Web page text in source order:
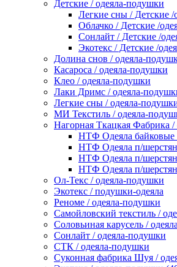
Детские / одеяла-подушки
Легкие сны / Детские /
Облачко / Детские /
Сонлайт / Детские /
Экотекс / Детские /
Долина снов / одеяла-
Касароса / одеяла-подушки
Клео / одеяла-подушки
Лаки Дримс / одеяла-
Легкие сны / одеяла-
МИ Текстиль / одеяла-
Нагорная Ткацкая Фабрика /
НТФ Одеяла байковые
НТФ Одеяла п/
НТФ Одеяла п/
НТФ Одеяла п/
Ол-Текс / одеяла-подушки
Экотекс / подушки-одеяла
Реноме / одеяла-подушки
Самойловский текстиль /
Соловьиная карусель /
Сонлайт / одеяла-подушки
СТК / одеяла-подушки
Суконная фабрика Шуя /